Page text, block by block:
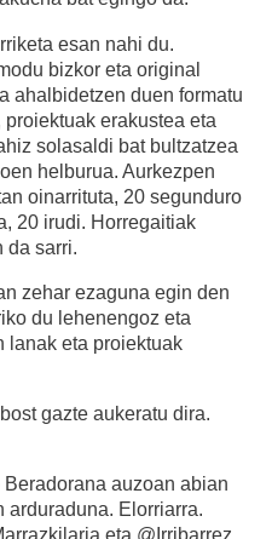
esan nahi du.
bizkor eta original
ahalbidetzen duen formatu
erakustea eta
solasaldi bat bultzatzea
helburua. Aurkezpen
oinarrituta, 20 segunduro
20 irudi. Horregaitiak
da sarri.
zehar ezaguna egin den
du lehenengoz eta
lanak eta proiektuak
gazte aukeratu dira.
auzoan abian
arduraduna. Elorriarra.
eta @Irribarrez